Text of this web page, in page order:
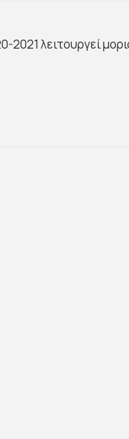
λειτουργεί